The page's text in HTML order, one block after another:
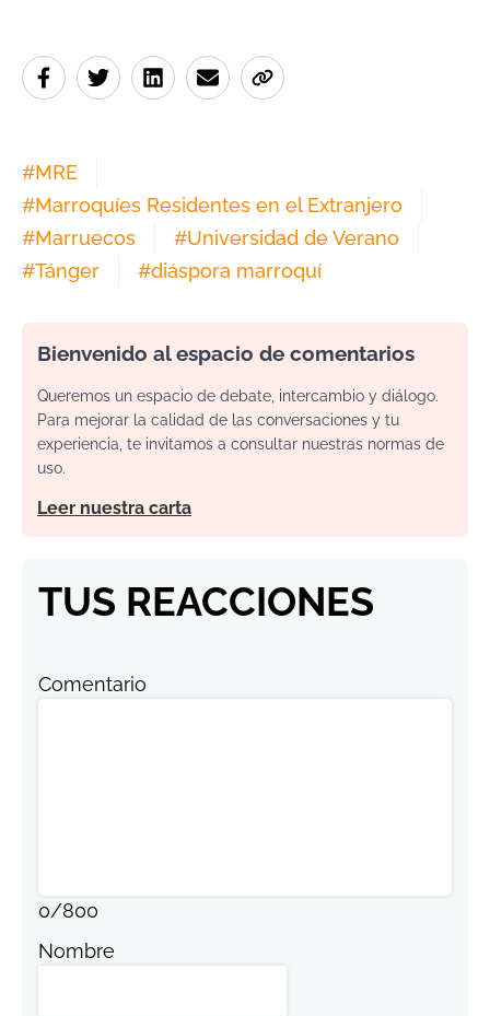
#MRE
#Marroquíes Residentes en el Extranjero
#Marruecos #Universidad de Verano
#Tánger #diáspora marroquí
Bienvenido al espacio de comentarios
Queremos un espacio de debate, intercambio y diálogo.
Para mejorar la calidad de las conversaciones y tu
experiencia, te invitamos a consultar nuestras normas de
uso.
Leer nuestra carta
TUS REACCIONES
Comentario
0/800
Nombre